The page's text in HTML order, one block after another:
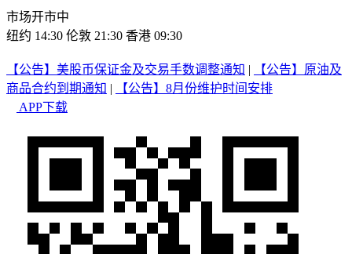
市场开市中
纽约 14:30 伦敦 21:30 香港 09:30
【公告】美股币保证金及交易手数调整通知 |
【公告】原油及
商品合约到期通知 |
【公告】8月份维护时间安排
APP下载